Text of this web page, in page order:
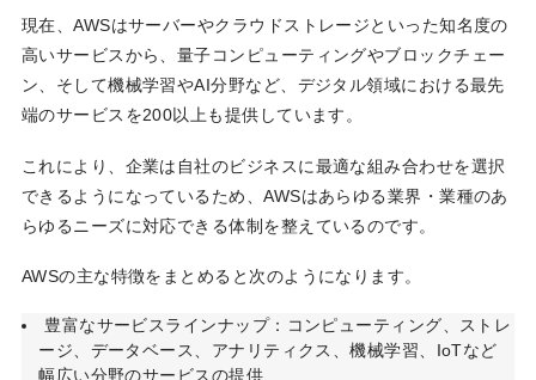
現在、AWSはサーバーやクラウドストレージといった知名度の
高いサービスから、量子コンピューティングやブロックチェー
ン、そして機械学習やAI分野など、デジタル領域における最先
端のサービスを200以上も提供しています。
これにより、企業は自社のビジネスに最適な組み合わせを選択
できるようになっているため、AWSはあらゆる業界・業種のあ
らゆるニーズに対応できる体制を整えているのです。
AWSの主な特徴をまとめると次のようになります。
豊富なサービスラインナップ：コンピューティング、ストレ
ージ、データベース、アナリティクス、機械学習、IoTなど
幅広い分野のサービスの提供